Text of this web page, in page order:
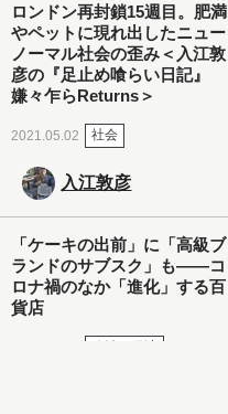
ロンドン再封鎖15週目。肥満
やペットに現れ出したニュー
ノーマル社会の歪み＜入江敦
彦の『足止め喰らい日記』
嫌々乍らReturns＞
2021.05.02 社会
入江敦彦
「ケーキの出前」に「高級ブ
ランドのサブスク」も――コ
ロナ禍のなか「進化」する百
貨店